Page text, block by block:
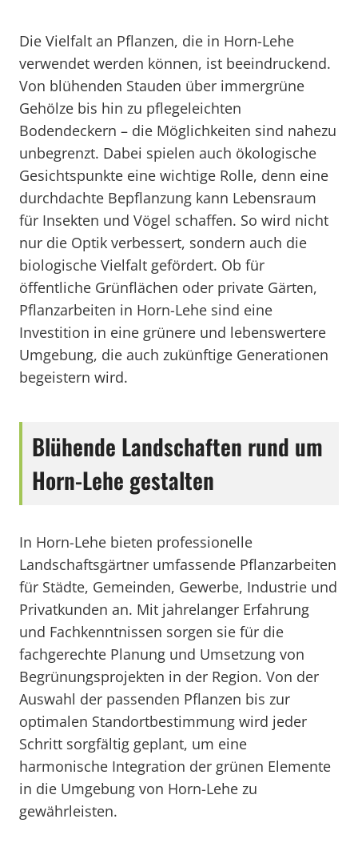
Die Vielfalt an Pflanzen, die in Horn-Lehe
verwendet werden können, ist beeindruckend.
Von blühenden Stauden über immergrüne
Gehölze bis hin zu pflegeleichten
Bodendeckern – die Möglichkeiten sind nahezu
unbegrenzt. Dabei spielen auch ökologische
Gesichtspunkte eine wichtige Rolle, denn eine
durchdachte Bepflanzung kann Lebensraum
für Insekten und Vögel schaffen. So wird nicht
nur die Optik verbessert, sondern auch die
biologische Vielfalt gefördert. Ob für
öffentliche Grünflächen oder private Gärten,
Pflanzarbeiten in Horn-Lehe sind eine
Investition in eine grünere und lebenswertere
Umgebung, die auch zukünftige Generationen
begeistern wird.
Blühende Landschaften rund um
Horn-Lehe gestalten
In Horn-Lehe bieten professionelle
Landschaftsgärtner umfassende Pflanzarbeiten
für Städte, Gemeinden, Gewerbe, Industrie und
Privatkunden an. Mit jahrelanger Erfahrung
und Fachkenntnissen sorgen sie für die
fachgerechte Planung und Umsetzung von
Begrünungsprojekten in der Region. Von der
Auswahl der passenden Pflanzen bis zur
optimalen Standortbestimmung wird jeder
Schritt sorgfältig geplant, um eine
harmonische Integration der grünen Elemente
in die Umgebung von Horn-Lehe zu
gewährleisten.